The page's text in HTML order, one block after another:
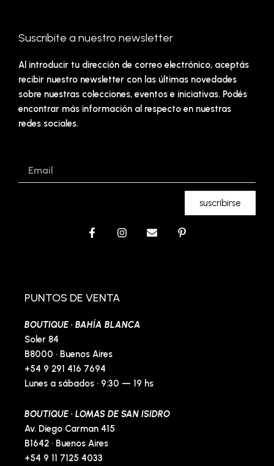
Suscribite a nuestro newsletter
Al introducir tu dirección de correo electrónico, aceptás
recibir nuestro newsletter con las últimas novedades
sobre nuestras colecciones, eventos e iniciativas. Podés
encontrar más información al respecto en nuestras
redes sociales.
suscribirse
F
o
k
f
I
E
P
PUNTOS DE VENTA
BOUTIQUE · BAHÍA BLANCA
Soler 84
B8000 · Buenos Aires
+54 9 291 416 7694
Lunes a sábados · 9:30 — 19 hs
BOUTIQUE · LOMAS DE SAN ISIDRO
Av. Diego Carman 415
B1642 · Buenos Aires
+54 9 11 7125 4033